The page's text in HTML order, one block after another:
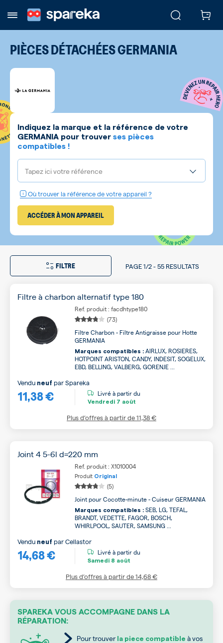
PIÈCES DÉTACHÉESGERMANIA
Indiquez la marque et la référence de votre
GERMANIA pour trouver ses pièces
compatibles !
Tapez ici votre référence
Où trouver la référence de votre appareil ?
ACCÉDER À MON APPAREIL
FILTRE PAGE1/2-55 RESULTATS
Filtre à charbon alternatif type 180
Ref. produit : facdhtype180
(73)
Filtre Charbon - Filtre Antigraisse pour Hotte
GERMANIA
Marques compatibles : AIRLUX, ROSIERES,
HOTPOINT ARISTON, CANDY, INDESIT, SOGELUX,
EBD, BELLING, VALBERG, GORENJE ...
11,38 €
Vendu neuf parSpareka
Livré à partir du
Vendredi 7 août
Plus d’offres à partir de11,38 €
Joint 4 5-6l d=220 mm
Ref. produit : X1010004
Produit Original
(5)
Joint pour Cocotte-minute - Cuiseur GERMANIA
Marques compatibles : SEB, LG, TEFAL,
BRANDT, VEDETTE, FAGOR, BOSCH,
WHIRLPOOL, SAUTER, SAMSUNG ...
14,68 €
Vendu neuf parCellastor
Livré à partir du
Samedi 8 août
Plus d’offres à partir de14,68 €
SPAREKA VOUS ACCOMPAGNE DANS LA
RÉPARATION:
Pour trouver la piece compatible à vos